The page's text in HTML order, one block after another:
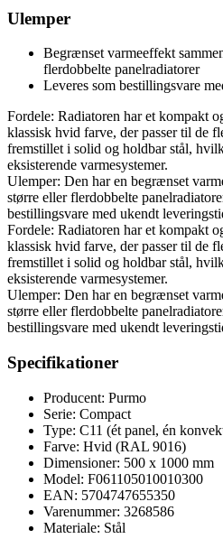
Ulemper
Begrænset varmeeffekt
flerdobbelte panelradiatorer
Leveres som bestillingsvare
Fordele: Radiatoren har et kompakt
klassisk hvid farve, der passer til de
fremstillet i solid og holdbar stål,
eksisterende varmesystemer.
Ulemper: Den har en begrænset
større eller flerdobbelte
bestillingsvare med ukendt
Fordele: Radiatoren har et kompakt
klassisk hvid farve, der passer til de
fremstillet i solid og holdbar stål,
eksisterende varmesystemer.
Ulemper: Den har en begrænset
større eller flerdobbelte
bestillingsvare med ukendt
Specifikationer
Producent: Purmo
Serie: Compact
Type: C11 (ét panel, én
Farve: Hvid (RAL 9016)
Dimensioner: 500 x 1000 mm
Model: F061105010010300
EAN: 5704747655350
Varenummer: 3268586
Materiale: Stål